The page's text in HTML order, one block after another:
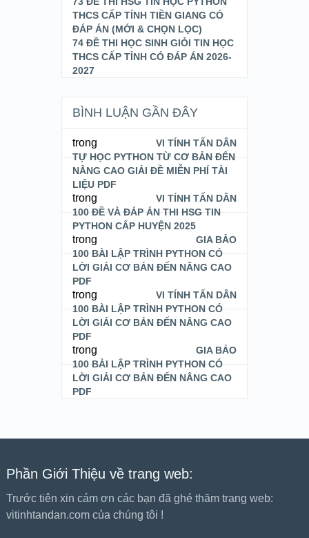
THCS CẤP TỈNH TIỀN GIANG CÓ
ĐÁP ÁN (MỚI & CHỌN LỌC)
74 ĐỀ THI HỌC SINH GIỎI TIN HỌC
THCS CẤP TỈNH CÓ ĐÁP ÁN 2026-
2027
BÌNH LUẬN GẦN ĐÂY
VI TÍNH TẤN DÂN
trong
TỰ HỌC PYTHON TỪ CƠ BẢN ĐẾN
NÂNG CAO GIẢI ĐỀ MIỄN PHÍ TÀI
LIỆU PDF
VI TÍNH TẤN DÂN
trong
100 ĐỀ VÀ ĐÁP ÁN THI HSG TIN
PYTHON CẤP HUYỆN 2025
GIA BẢO
trong
100 BÀI LẬP TRÌNH PYTHON CÓ
LỜI GIẢI CƠ BẢN ĐẾN NÂNG CAO
PDF
VI TÍNH TẤN DÂN
trong
100 BÀI LẬP TRÌNH PYTHON CÓ
LỜI GIẢI CƠ BẢN ĐẾN NÂNG CAO
PDF
GIA BẢO
trong
100 BÀI LẬP TRÌNH PYTHON CÓ
LỜI GIẢI CƠ BẢN ĐẾN NÂNG CAO
PDF
Phần Giới Thiệu về trang web:
Trước tiên xin cám ơn các bạn đã ghé thăm trang web:
vitinhtandan.com của chúng tôi !